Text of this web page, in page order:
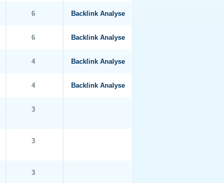
6 Backlink Analyse
6 Backlink Analyse
4 Backlink Analyse
4 Backlink Analyse
3
3
3